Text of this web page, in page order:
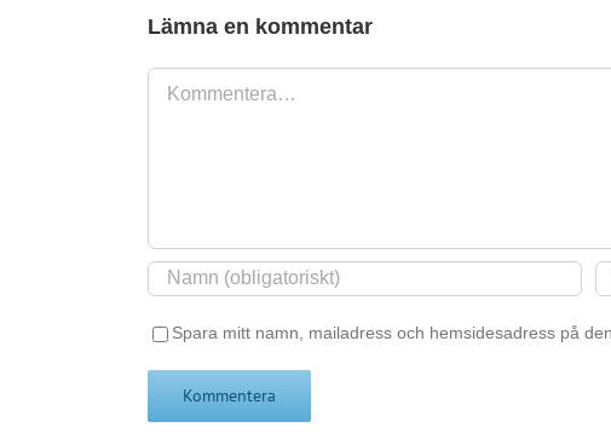
Lämna en kommentar
Kommentar
Spara mitt namn, mailadress och hemsidesadress på